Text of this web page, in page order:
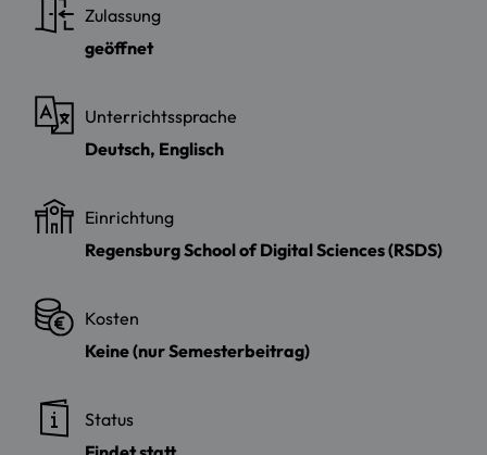
Zulassung
geöffnet
Unterrichtssprache
Deutsch, Englisch
Einrichtung
Regensburg School of Digital Sciences (RSDS)
Kosten
Keine (nur Semesterbeitrag)
Status